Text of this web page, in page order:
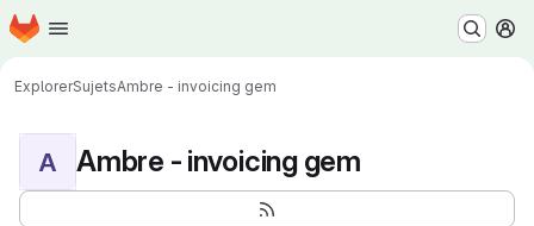
Passer au contenu principal
Page d'accueil
ExplorerSujetsAmbre - invoicing gem
A Ambre - invoicing gem